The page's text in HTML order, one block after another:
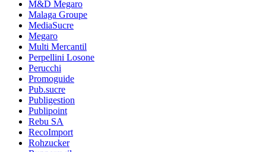
M&D Megaro
Malaga Groupe
MediaSucre
Megaro
Multi Mercantil
Perpellini Losone
Perucchi
Promoguide
Pub.sucre
Publigestion
Publipoint
Rebu SA
RecoImport
Rohzucker